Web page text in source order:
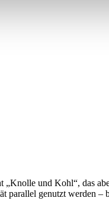
und Kohl“, das
parallel genutzt werden